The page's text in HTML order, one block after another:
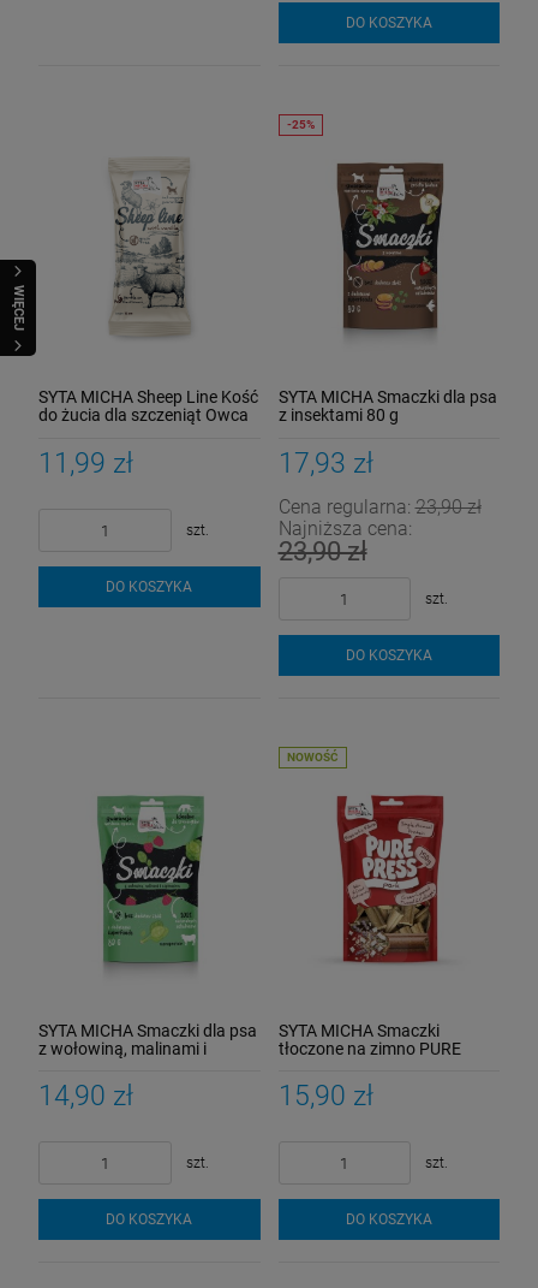
WIĘCEJ
DO KOSZYKA
SYTA MICHA Sheep Line Kość
do żucia dla szczeniąt Owca
11,99 zł
szt.
DO KOSZYKA
SYTA MICHA Smaczki dla psa
z insektami 80 g
17,93 zł
Cena regularna:23,90 zł
Najniższa cena:
23,90 zł
szt.
DO KOSZYKA
SYTA MICHA Smaczki dla psa
z wołowiną, malinami i
14,90 zł
szt.
DO KOSZYKA
SYTA MICHA Smaczki
tłoczone na zimno PURE
15,90 zł
szt.
DO KOSZYKA
NOWOŚĆ